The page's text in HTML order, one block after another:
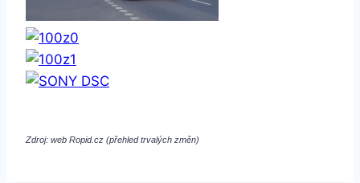
Zdroj: web Ropid.cz (přehled trvalých změn)